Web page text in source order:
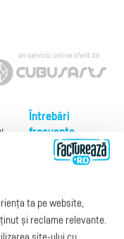
Întrebări
frecvente
Despre noi
ta pe website,
și reclame relevante.
site-ului cu